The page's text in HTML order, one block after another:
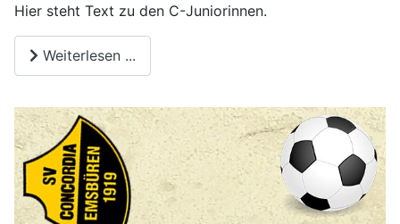
Hier steht Text zu den C-Juniorinnen.
Weiterlesen ...